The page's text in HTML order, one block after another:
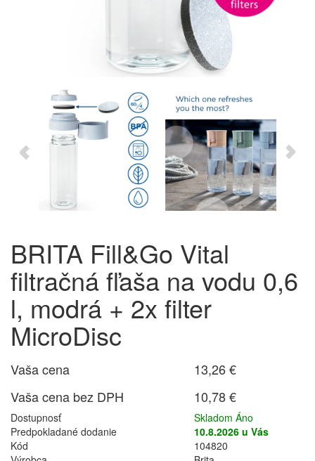
BRITA Fill&Go Vital
filtračná fľaša na vodu 0,6
l, modrá + 2x filter
MicroDisc
Vaša cena
13,26 €
Vaša cena bez DPH
10,78 €
Dostupnosť
Skladom Áno
Predpokladané dodanie
10.8.2026 u Vás
Kód
104820